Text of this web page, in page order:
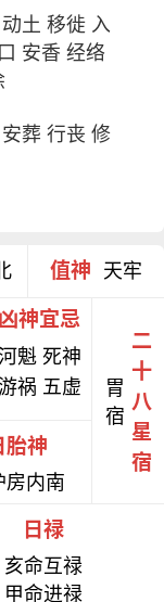
土 移徙 入
安香 经络
葬 行丧 修
值神 天牢
凶神宜忌
魁 死神
祸 五虚
胎神
房内南
胃
宿
二
十
八
星
宿
日禄
亥命互禄
甲命进禄